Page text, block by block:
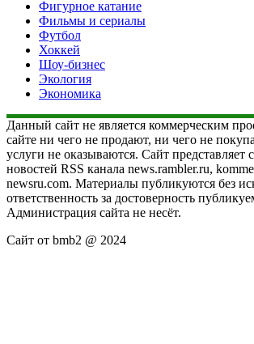
Фигурное катание
Фильмы и сериалы
Футбол
Хоккей
Шоу-бизнес
Экология
Экономика
Данный сайт не является коммерческим
сайте ни чего не продают, ни чего не
услуги не оказываются. Сайт представляет
новостей RSS канала news.rambler.ru,
newsru.com. Материалы публикуются без
ответственность за достоверность
Администрация сайта не несёт.
Сайт от bmb2 @ 2024